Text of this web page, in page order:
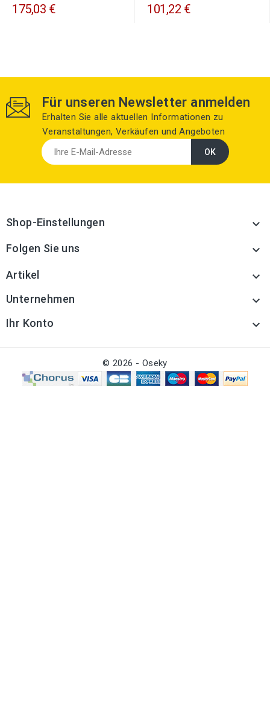
175,03 € 101,22 €
Für unseren Newsletter anmelden
Erhalten Sie alle aktuellen Informationen zu
Veranstaltungen, Verkäufen und Angeboten
Shop-Einstellungen 
Folgen Sie uns 
Artikel 
Unternehmen 
Ihr Konto 
© 2026 - Oseky